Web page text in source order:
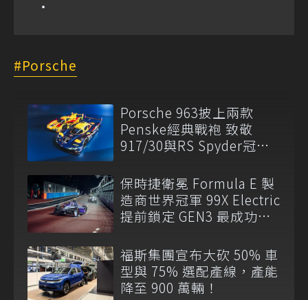
Porsche
Porsche 963披上兩款
Penske經典戰袍 致敬
917/30與RS Spyder冠軍
保時捷衛冕 Formula E 製
造商世界冠軍 99X Electric
提前鎖定 GEN3 最成功賽
福斯集團宣布大砍 50% 車
型與 75% 選配產線，產能
降至 900 萬輛！